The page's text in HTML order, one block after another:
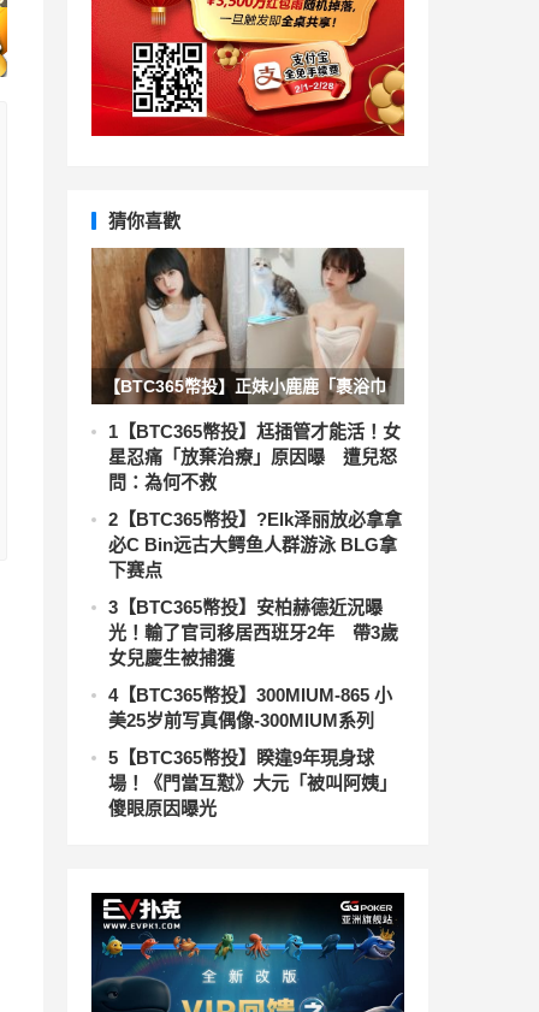
猜你喜歡
【BTC365幣投】正妹小鹿鹿「裹浴巾
泡澡」好誘惑，白皙曲線浸水後變更兇
了！
1 【BTC365幣投】尪插管才能活！女
星忍痛「放棄治療」原因曝 遭兒怒
問：為何不救
2 【BTC365幣投】?Elk泽丽放必拿拿
必C Bin远古大鳄鱼人群游泳 BLG拿
下赛点
3 【BTC365幣投】安柏赫德近況曝
光！輸了官司移居西班牙2年 帶3歲
女兒慶生被捕獲
4【BTC365幣投】300MIUM-865 小
美25岁前写真偶像-300MIUM系列
5 【BTC365幣投】睽違9年現身球
場！《門當互懟》大元「被叫阿姨」
傻眼原因曝光